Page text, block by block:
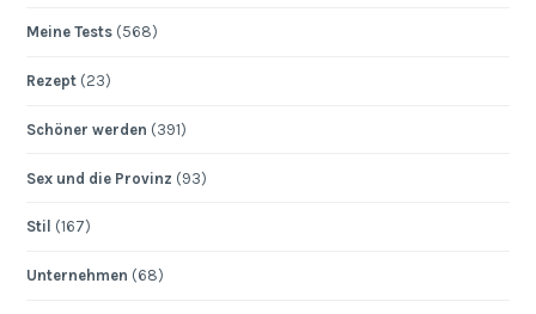
Meine Tests (568)
Rezept (23)
Schöner werden (391)
Sex und die Provinz (93)
Stil (167)
Unternehmen (68)